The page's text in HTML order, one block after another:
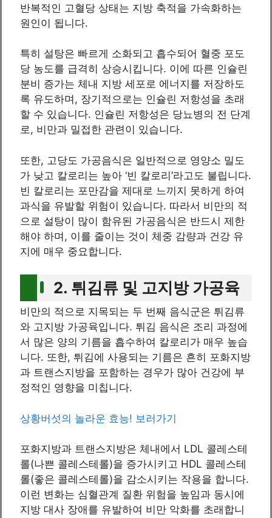
반복적인 고혈당 상태는 지방 축적을 가속화하는
원인이 됩니다.
특히 설탕은 빠르게 소화되고 흡수되어 혈중 포도
당 농도를 급격히 상승시킵니다. 이에 따른 인슐린
분비 증가는 체내 지방 세포로 에너지를 저장하도
록 유도하며, 장기적으로는 인슐린 저항성을 초래
할 수 있습니다. 인슐린 저항성은 당뇨병의 전 단계
로, 비만과 밀접한 관련이 있습니다.
또한, 고당도 가공음식은 일반적으로 영양소 밀도
가 낮고 칼로리는 높아 ‘빈 칼로리’라고도 불립니다.
빈 칼로리는 포만감을 제대로 느끼지 못하게 하여
과식을 유발할 위험이 있습니다. 따라서 비만의 적
으로 설탕이 많이 함유된 가공음식은 반드시 제한
해야 하며, 이를 줄이는 것이 체중 감량과 건강 유
지에 매우 중요합니다.
2. 튀김류 및 고지방 가공육
비만의 적으로 지목되는 두 번째 음식군은 튀김류
와 고지방 가공육입니다. 튀김 음식은 조리 과정에
서 많은 양의 기름을 흡수하여 칼로리가 매우 높습
니다. 또한, 튀김에 사용되는 기름은 흔히 포화지방
과 트랜스지방을 포함하는 경우가 많아 건강에 부
정적인 영향을 미칩니다.
상황버섯의 놀라운 효능! 보러가기
포화지방과 트랜스지방은 체내에서 LDL 콜레스테
롤(나쁜 콜레스테롤)을 증가시키고 HDL 콜레스테
롤(좋은 콜레스테롤)을 감소시키는 작용을 합니다.
이런 변화는 심혈관계 질환 위험을 높임과 동시에
지방 대사 장애를 유발하여 비만 악화를 초래합니